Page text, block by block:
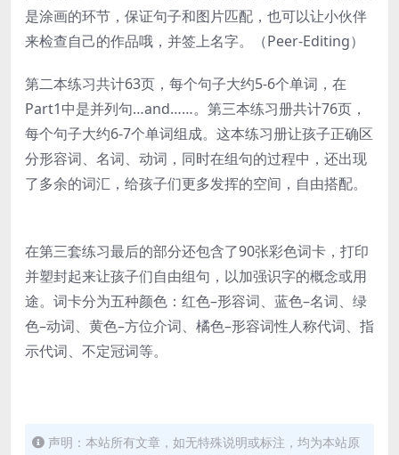
是涂画的环节，保证句子和图片匹配，也可以让小伙伴
来检查自己的作品哦，并签上名字。（Peer-Editing）
第二本练习共计63页，每个句子大约5-6个单词，在
Part1中是并列句…and……。第三本练习册共计76页，
每个句子大约6-7个单词组成。这本练习册让孩子正确区
分形容词、名词、动词，同时在组句的过程中，还出现
了多余的词汇，给孩子们更多发挥的空间，自由搭配。
在第三套练习最后的部分还包含了90张彩色词卡，打印
并塑封起来让孩子们自由组句，以加强识字的概念或用
途。词卡分为五种颜色：红色–形容词、蓝色–名词、绿
色–动词、黄色–方位介词、橘色–形容词性人称代词、指
示代词、不定冠词等。
声明：本站所有文章，如无特殊说明或标注，均为本站原